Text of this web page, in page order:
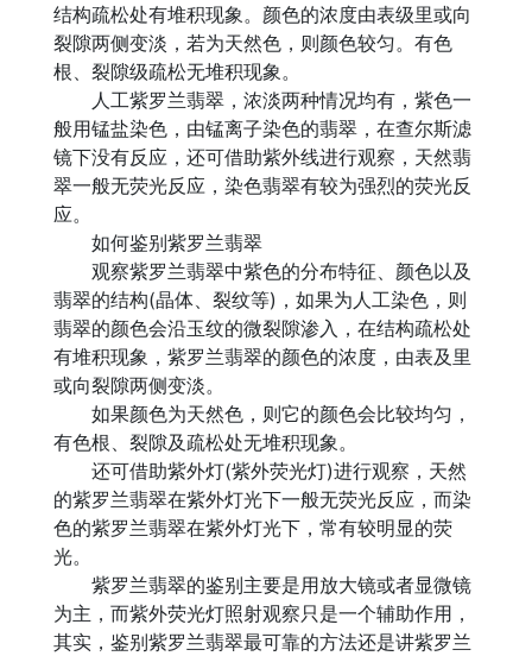
结构疏松处有堆积现象。颜色的浓度由表级里或向
裂隙两侧变淡，若为天然色，则颜色较匀。有色
根、裂隙级疏松无堆积现象。
人工紫罗兰翡翠，浓淡两种情况均有，紫色一
般用锰盐染色，由锰离子染色的翡翠，在查尔斯滤
镜下没有反应，还可借助紫外线进行观察，天然翡
翠一般无荧光反应，染色翡翠有较为强烈的荧光反
应。
如何鉴别紫罗兰翡翠
观察紫罗兰翡翠中紫色的分布特征、颜色以及
翡翠的结构(晶体、裂纹等)，如果为人工染色，则
翡翠的颜色会沿玉纹的微裂隙渗入，在结构疏松处
有堆积现象，紫罗兰翡翠的颜色的浓度，由表及里
或向裂隙两侧变淡。
如果颜色为天然色，则它的颜色会比较均匀，
有色根、裂隙及疏松处无堆积现象。
还可借助紫外灯(紫外荧光灯)进行观察，天然
的紫罗兰翡翠在紫外灯光下一般无荧光反应，而染
色的紫罗兰翡翠在紫外灯光下，常有较明显的荧
光。
紫罗兰翡翠的鉴别主要是用放大镜或者显微镜
为主，而紫外荧光灯照射观察只是一个辅助作用，
其实，鉴别紫罗兰翡翠最可靠的方法还是讲紫罗兰